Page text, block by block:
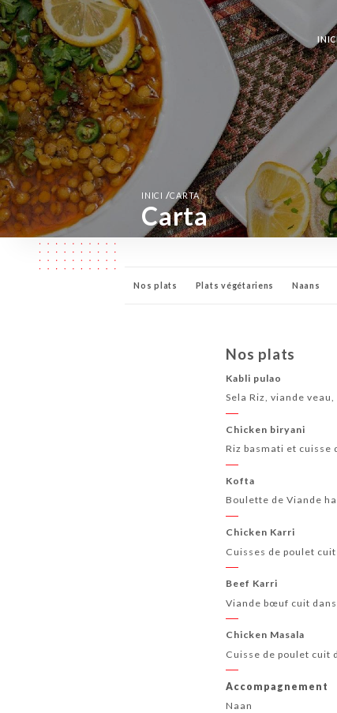
INICI /CARTA
Carta
Nos plats Plats végétariens Naans
Nos plats
Kabli pulao
Sela Riz, viande
Chicken biryani
Riz basmati et
Kofta
Boulette de Viande
Chicken Karri
Cuisses de poulet
Beef Karri
Viande bœuf cuit
Chicken Masala
Cuisse de poulet cuit
Accompagnement
Naan